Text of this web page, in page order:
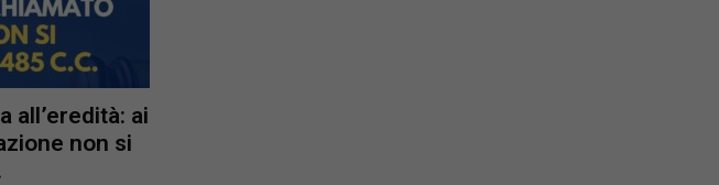
all’eredità: ai
non si